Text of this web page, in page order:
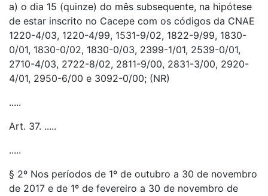
a) o dia 15 (quinze) do mês subsequente, na hipótese
de estar inscrito no Cacepe com os códigos da CNAE
1220-4/03, 1220-4/99, 1531-9/02, 1822-9/99, 1830-
0/01, 1830-0/02, 1830-0/03, 2399-1/01, 2539-0/01,
2710-4/03, 2722-8/02, 2811-9/00, 2831-3/00, 2920-
4/01, 2950-6/00 e 3092-0/00; (NR)
.....
Art. 37. .....
.....
§ 2º Nos períodos de 1º de outubro a 30 de novembro
de 2017 e de 1º de fevereiro a 30 de novembro de